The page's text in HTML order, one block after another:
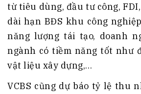
từ tiêu dùng, đầu tư công,
dài hạn BĐS khu công
năng lượng tái tạo, doanh
ngành có tiềm năng tốt như
vật liệu xây dựng,…
VCBS cũng dự báo tỷ lệ thu